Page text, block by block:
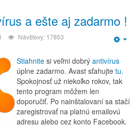
a ešte aj zadarmo !
Návštevy: 17863
Stiahnite si veľmi dobrý antivírus
úplne zadarmo. Avast sťahujte tu.
Spokojnosť už niekoľko rokov, tak
tento program môžem len
doporučiť. Po nainštalovaní sa stačí
zaregistrovať na platnú emailovú
adresu alebo cez konto Facebook.